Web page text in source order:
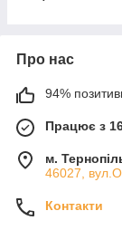
Про нас
94%
Працює з
м.
46027,
Контакти